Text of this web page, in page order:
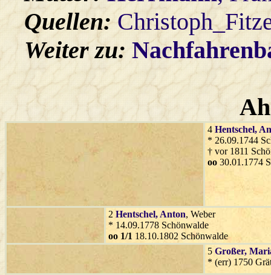
Quellen:
Weiter zu:
4 Hentschel,
* 26.09.1744
† vor 1811
oo 30.01.1774
2 Hentschel, Anton, Weber
* 14.09.1778 Schönwalde
oo 1/1 18.10.1802 Schönwalde
5 Großer,
* (err) 1750